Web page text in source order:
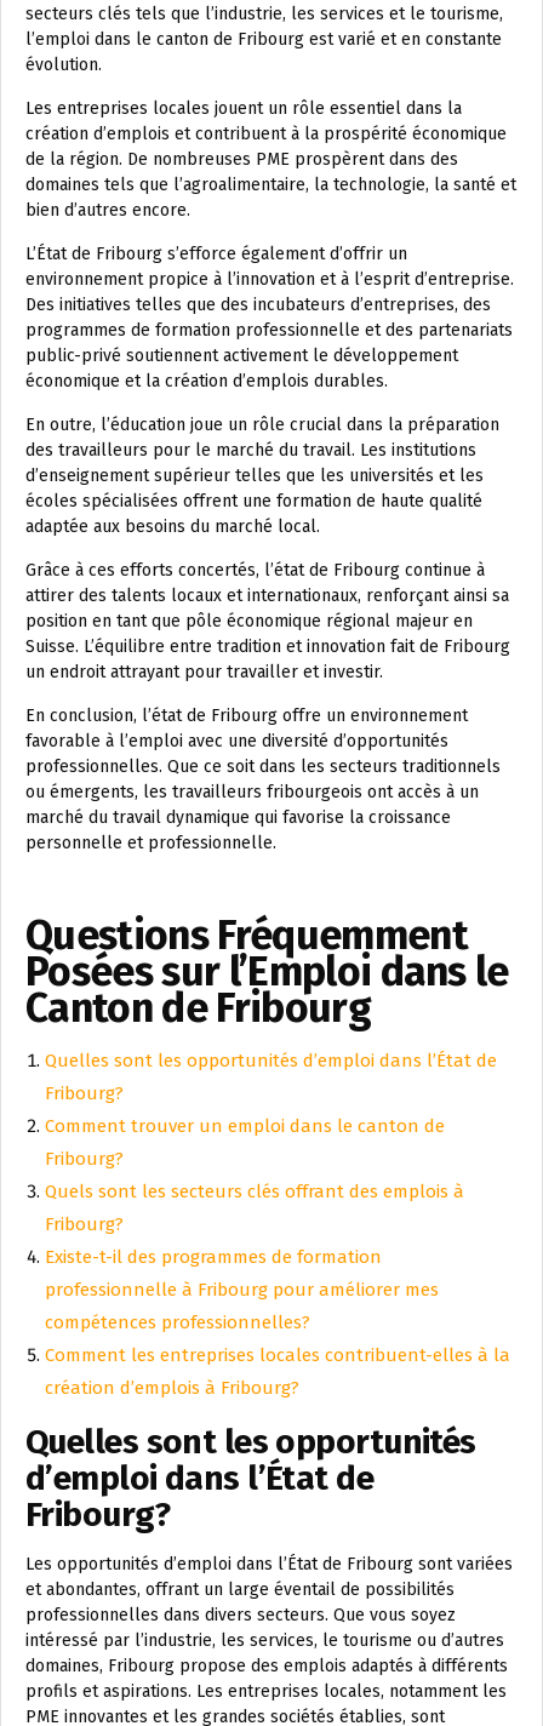
secteurs clés tels que l’industrie, les services et le tourisme,
l’emploi dans le canton de Fribourg est varié et en constante
évolution.
Les entreprises locales jouent un rôle essentiel dans la
création d’emplois et contribuent à la prospérité économique
de la région. De nombreuses PME prospèrent dans des
domaines tels que l’agroalimentaire, la technologie, la santé et
bien d’autres encore.
L’État de Fribourg s’efforce également d’offrir un
environnement propice à l’innovation et à l’esprit d’entreprise.
Des initiatives telles que des incubateurs d’entreprises, des
programmes de formation professionnelle et des partenariats
public-privé soutiennent activement le développement
économique et la création d’emplois durables.
En outre, l’éducation joue un rôle crucial dans la préparation
des travailleurs pour le marché du travail. Les institutions
d’enseignement supérieur telles que les universités et les
écoles spécialisées offrent une formation de haute qualité
adaptée aux besoins du marché local.
Grâce à ces efforts concertés, l’état de Fribourg continue à
attirer des talents locaux et internationaux, renforçant ainsi sa
position en tant que pôle économique régional majeur en
Suisse. L’équilibre entre tradition et innovation fait de Fribourg
un endroit attrayant pour travailler et investir.
En conclusion, l’état de Fribourg offre un environnement
favorable à l’emploi avec une diversité d’opportunités
professionnelles. Que ce soit dans les secteurs traditionnels
ou émergents, les travailleurs fribourgeois ont accès à un
marché du travail dynamique qui favorise la croissance
personnelle et professionnelle.
Questions Fréquemment
Posées sur l’Emploi dans le
Canton de Fribourg
Quelles sont les opportunités d’emploi dans l’État de
Fribourg?
Comment trouver un emploi dans le canton de
Fribourg?
Quels sont les secteurs clés offrant des emplois à
Fribourg?
Existe-t-il des programmes de formation
professionnelle à Fribourg pour améliorer mes
compétences professionnelles?
Comment les entreprises locales contribuent-elles à la
création d’emplois à Fribourg?
Quelles sont les opportunités
d’emploi dans l’État de
Fribourg?
Les opportunités d’emploi dans l’État de Fribourg sont variées
et abondantes, offrant un large éventail de possibilités
professionnelles dans divers secteurs. Que vous soyez
intéressé par l’industrie, les services, le tourisme ou d’autres
domaines, Fribourg propose des emplois adaptés à différents
profils et aspirations. Les entreprises locales, notamment les
PME innovantes et les grandes sociétés établies, sont